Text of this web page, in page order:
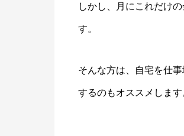
しかし、月にこれだけ
す。
そんな方は、自宅を仕
するのもオススメします